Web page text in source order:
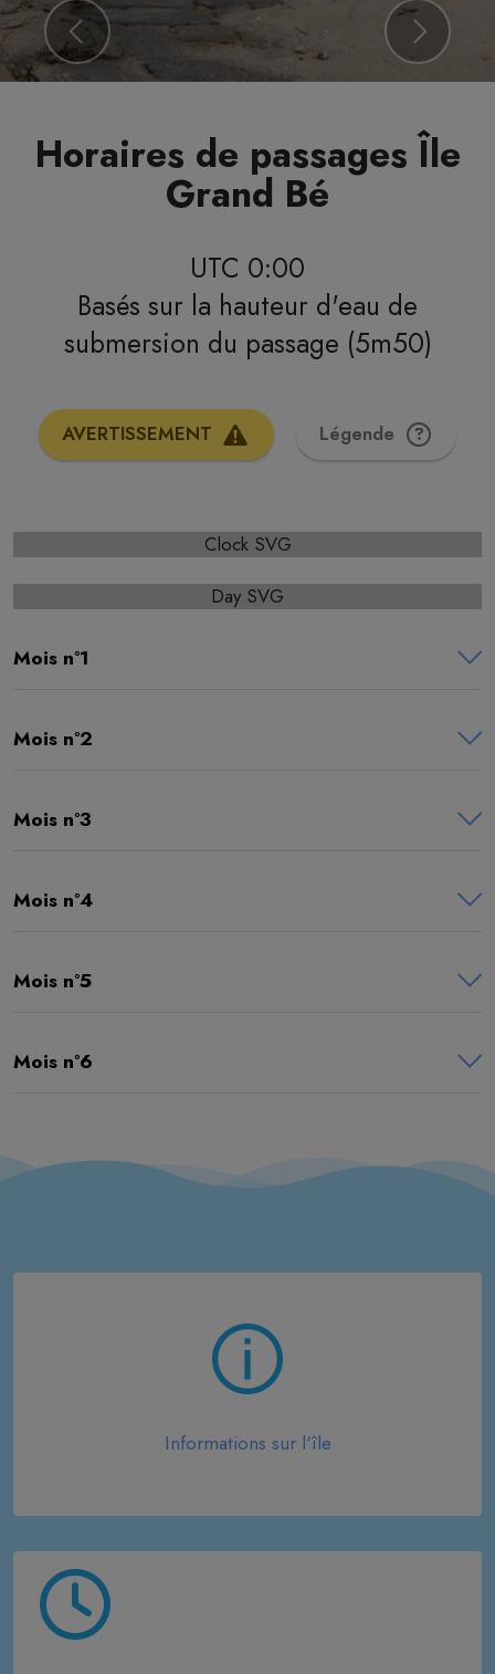
Previous Next
Horaires de passages Île
Grand Bé
UTC 0:00
Basés sur la hauteur d'eau de
submersion du passage (5m50)
AVERTISSEMENT Légende
Clock SVG
Day SVG
Mois n°1
Mois n°2
Mois n°3
Mois n°4
Mois n°5
Mois n°6
Informations sur l'île